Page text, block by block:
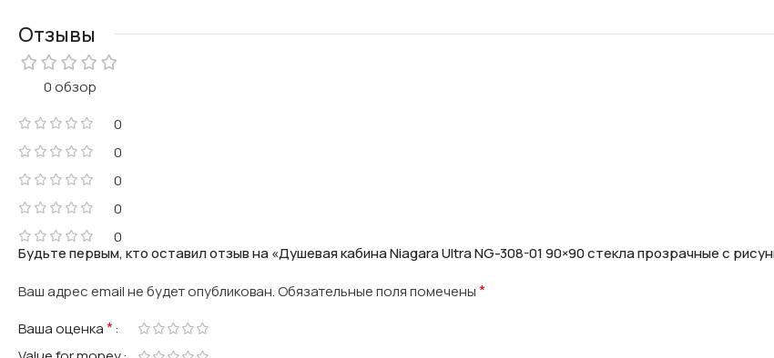
Отзывы
0 обзор
0
0
0
0
0
Будьте первым, кто оставил отзыв на «Душевая кабина Niagara Ultra NG-308-01 90×90 стекла прозрачные с
Ваш адрес email не будет опубликован.Обязательные поля помечены*
Ваша оценка*